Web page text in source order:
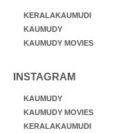
KERALAKAUMUDI
KAUMUDY
KAUMUDY MOVIES
INSTAGRAM
KAUMUDY
KAUMUDY MOVIES
KERALAKAUMUDI